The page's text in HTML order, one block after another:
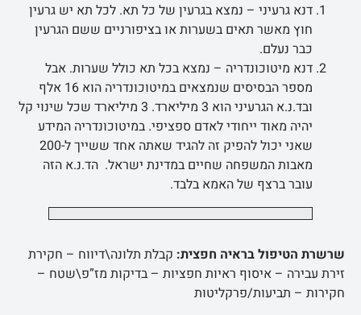
דנא גרעיני – נמצא בגרעין של כל תא. לכל תא יש גרעין
חוץ מאשר תאים בשערות או בציפורניים ששם הגרעין
כבר נעלם.
דנא מיטוכונדריה – נמצא בכל תא כולל שערות. אבל
מספר הבסיסים שנמצאים במיטוכונדריה הוא 16 אלף
ובד.נ.א הגרעיני הוא 3 מיליארד. 3 מיליארד שכל שינוי קל
יהיה מאוד ייחודי לאדם ספציפי. במיטוכונדריה המידע
שאני יכול להפיק זה להגיד שאתה אחד ששייך ל-200
מאבות המשפחה שחיים במדינת ישראל. הד.נ.א הזה
עובר ברצף של האמא בלבד.
שרשרת הטיפול בראיה חפצית: קבלת תלונה\דיווח – חקירת
זירת עבירה – איסוף ראיות חפציות – בדיקות מז”פ\שטח –
חקירות – תביעות/פרקליטות